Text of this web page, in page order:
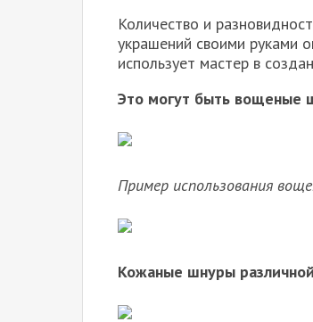
Количество и
украшений своими руками
использует мастер в
Это могут быть вощеные
Пример использования
Кожаные шнуры